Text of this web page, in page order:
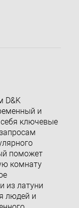
D&K
и
ключевые
поможет
комнату
из латуни
людей и